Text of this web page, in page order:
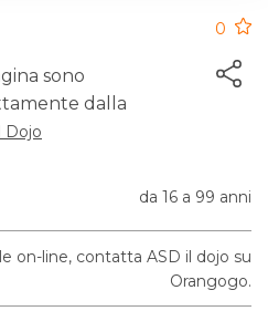
sono
dalla
Dojo
0
da 16 a 99 anni
on-line, contatta ASD il dojo su
Orangogo.